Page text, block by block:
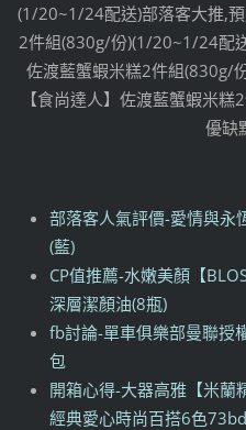
(1/20~1/24配送)部落客大推,
2件組(830g/份)(1/20~1/24配
佐渡藍蟹蝦米糕2件組(830g/
【食尚達人】佐渡藍蟹蝦米
優缺
部落客人氣評價-愛情與永
(藍)
CP值推薦-水嫩美顏【
深層潔顏油(8瓶)
fb討論-單車俱樂部曼聯授
包
開箱心得-大器高雅【米蘭
經典愛心時尚百搭6色